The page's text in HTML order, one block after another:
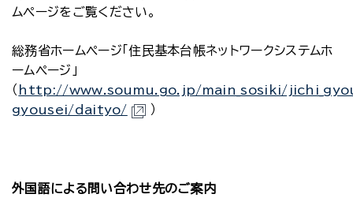
ムページをご覧ください。
総務省ホームページ「住民基本台帳ネットワークシステムホ
ームページ」
（ http://www.soumu.go.jp/main_sosiki/
gyousei/daityo/
）
外国語による問い合わせ先のご案内